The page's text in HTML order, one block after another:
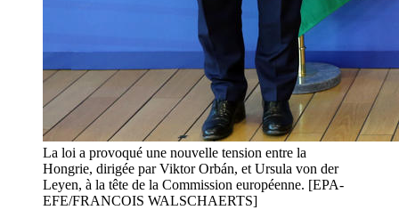
La loi a provoqué une nouvelle tension entre la
Hongrie, dirigée par Viktor Orbán, et Ursula von der
Leyen, à la tête de la Commission européenne. [EPA-
EFE/FRANCOIS WALSCHAERTS]